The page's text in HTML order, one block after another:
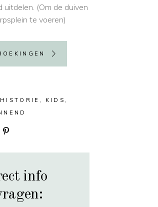
uitdelen. (Om de duiven
te voeren)
HISTORIE
KIDS
info